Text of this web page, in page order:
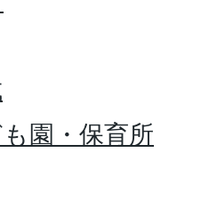
園・保育所